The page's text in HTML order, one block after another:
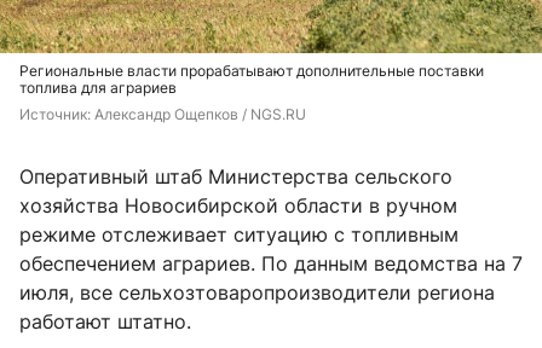
Региональные власти прорабатывают дополнительные поставки
топлива для аграриев
Источник: Александр Ощепков / NGS.RU
Оперативный штаб Министерства сельского
хозяйства Новосибирской области в ручном
режиме отслеживает ситуацию с топливным
обеспечением аграриев. По данным ведомства на 7
июля, все сельхозтоваропроизводители региона
работают штатно.